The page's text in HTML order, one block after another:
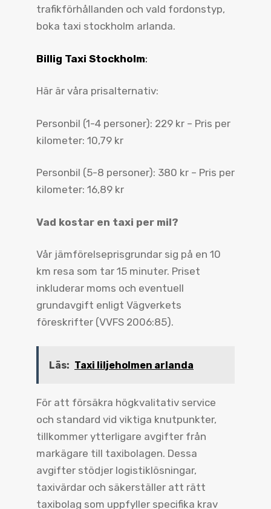
trafikförhållanden och vald fordonstyp,
boka taxi stockholm arlanda.
Billig Taxi Stockholm:
Här är våra prisalternativ:
Personbil (1-4 personer): 229 kr – Pris per
kilometer: 10,79 kr
Personbil (5-8 personer): 380 kr – Pris per
kilometer: 16,89 kr
Vad kostar en taxi per mil?
Vår jämförelseprisgrundar sig på en 10
km resa som tar 15 minuter. Priset
inkluderar moms och eventuell
grundavgift enligt Vägverkets
föreskrifter (VVFS 2006:85).
Läs: Taxi liljeholmen arlanda
För att försäkra högkvalitativ service
och standard vid viktiga knutpunkter,
tillkommer ytterligare avgifter från
markägare till taxibolagen. Dessa
avgifter stödjer logistiklösningar,
taxivärdar och säkerställer att rätt
taxibolag som uppfyller specifika krav